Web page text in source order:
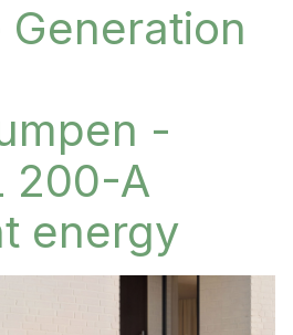
Generation
-
200-A
energy